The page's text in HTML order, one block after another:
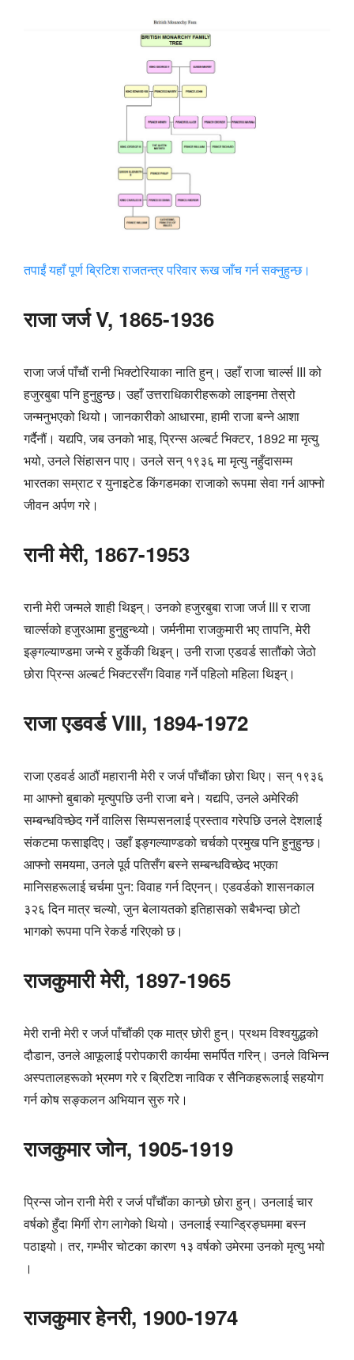
तपाईं यहाँ पूर्ण ब्रिटिश राजतन्त्र परिवार रूख जाँच गर्न सक्नुहुन्छ।
राजा जर्ज V, 1865-1936
राजा जर्ज पाँचौं रानी भिक्टोरियाका नाति हुन्। उहाँ राजा चार्ल्स III को
हजुरबुबा पनि हुनुहुन्छ। उहाँ उत्तराधिकारीहरूको लाइनमा तेस्रो
जन्मनुभएको थियो। जानकारीको आधारमा, हामी राजा बन्ने आशा
गर्दैनौं। यद्यपि, जब उनको भाइ, प्रिन्स अल्बर्ट भिक्टर, 1892 मा मृत्यु
भयो, उनले सिंहासन पाए। उनले सन् १९३६ मा मृत्यु नहुँदासम्म
भारतका सम्राट र युनाइटेड किंगडमका राजाको रूपमा सेवा गर्न आफ्नो
जीवन अर्पण गरे।
रानी मेरी, 1867-1953
रानी मेरी जन्मले शाही थिइन्। उनको हजुरबुबा राजा जर्ज III र राजा
चार्ल्सको हजुरआमा हुनुहुन्थ्यो। जर्मनीमा राजकुमारी भए तापनि, मेरी
इङ्गल्याण्डमा जन्मे र हुर्केकी थिइन्। उनी राजा एडवर्ड सातौंको जेठो
छोरा प्रिन्स अल्बर्ट भिक्टरसँग विवाह गर्ने पहिलो महिला थिइन्।
राजा एडवर्ड VIII, 1894-1972
राजा एडवर्ड आठौं महारानी मेरी र जर्ज पाँचौंका छोरा थिए। सन् १९३६
मा आफ्नो बुबाको मृत्युपछि उनी राजा बने। यद्यपि, उनले अमेरिकी
सम्बन्धविच्छेद गर्ने वालिस सिम्पसनलाई प्रस्ताव गरेपछि उनले देशलाई
संकटमा फसाइदिए। उहाँ इङ्गल्याण्डको चर्चको प्रमुख पनि हुनुहुन्छ।
आफ्नो समयमा, उनले पूर्व पतिसँग बस्ने सम्बन्धविच्छेद भएका
मानिसहरूलाई चर्चमा पुन: विवाह गर्न दिएनन्। एडवर्डको शासनकाल
३२६ दिन मात्र चल्यो, जुन बेलायतको इतिहासको सबैभन्दा छोटो
भागको रूपमा पनि रेकर्ड गरिएको छ।
राजकुमारी मेरी, 1897-1965
मेरी रानी मेरी र जर्ज पाँचौंकी एक मात्र छोरी हुन्। प्रथम विश्वयुद्धको
दौडान, उनले आफूलाई परोपकारी कार्यमा समर्पित गरिन्। उनले विभिन्न
अस्पतालहरूको भ्रमण गरे र ब्रिटिश नाविक र सैनिकहरूलाई सहयोग
गर्न कोष सङ्कलन अभियान सुरु गरे।
राजकुमार जोन, 1905-1919
प्रिन्स जोन रानी मेरी र जर्ज पाँचौंका कान्छो छोरा हुन्। उनलाई चार
वर्षको हुँदा मिर्गी रोग लागेको थियो। उनलाई स्यान्ड्रिङ्घममा बस्न
पठाइयो। तर, गम्भीर चोटका कारण १३ वर्षको उमेरमा उनको मृत्यु भयो
।
राजकुमार हेनरी, 1900-1974